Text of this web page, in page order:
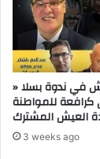
في ندوة بسلا «
للمواطنة
3 weeks ago